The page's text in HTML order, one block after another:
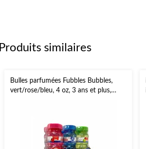
Produits similaires
Bulles parfumées Fubbles Bubbles,
vert/rose/bleu, 4 oz, 3 ans et plus,